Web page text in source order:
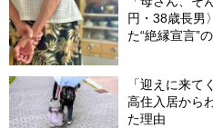
円・38歳長男
た“絶縁宣言”
「迎えに来
高住入居から
た理由